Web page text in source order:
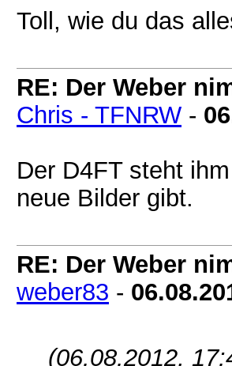
Toll, wie du das
RE: Der Weber
Chris - TFNRW -
Der D4FT steht
neue Bilder gibt.
RE: Der Weber
weber83 -
(06.08.2012,